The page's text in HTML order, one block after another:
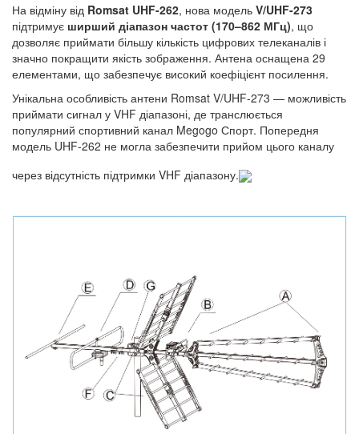
На відміну від Romsat UHF-262, нова модель V/UHF-273
підтримує ширший діапазон частот (170–862 МГц), що
дозволяє приймати більшу кількість цифрових телеканалів і
значно покращити якість зображення. Антена оснащена 29
елементами, що забезпечує високий коефіцієнт посилення.
Унікальна особливість антени Romsat V/UHF-273 — можливість
приймати сигнал у VHF діапазоні, де транслюється
популярний спортивний канал Megogo Спорт. Попередня
модель UHF-262 не могла забезпечити прийом цього каналу
через відсутність підтримки VHF діапазону.